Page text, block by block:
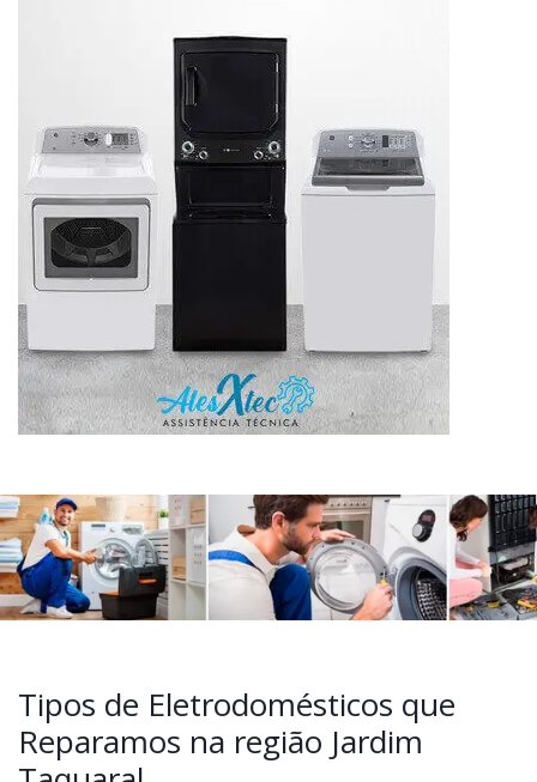
Tipos de Eletrodomésticos que
Reparamos na região Jardim